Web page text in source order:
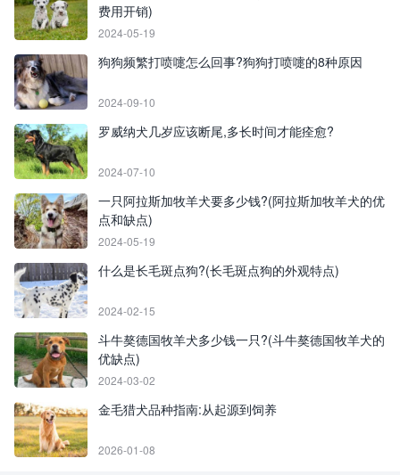
费用开销)
2024-05-19
狗狗频繁打喷嚏怎么回事?狗狗打喷嚏的8种原因
2024-09-10
罗威纳犬几岁应该断尾,多长时间才能痊愈?
2024-07-10
一只阿拉斯加牧羊犬要多少钱?(阿拉斯加牧羊犬的优
点和缺点)
2024-05-19
什么是长毛斑点狗?(长毛斑点狗的外观特点)
2024-02-15
斗牛獒德国牧羊犬多少钱一只?(斗牛獒德国牧羊犬的
优缺点)
2024-03-02
金毛猎犬品种指南:从起源到饲养
2026-01-08